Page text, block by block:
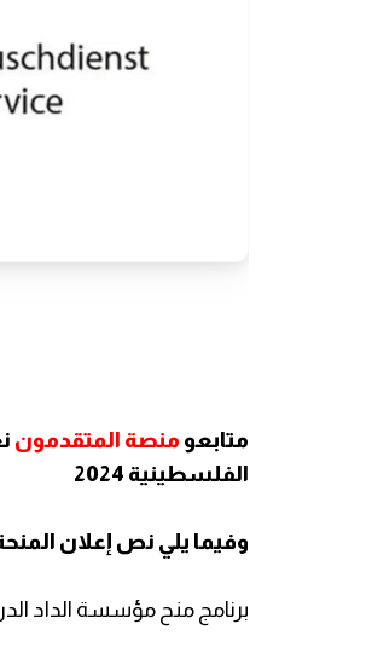
متابعو منصة المتقدمون
الفلسطينية 2024
وفيما يلي نص إعلان
برنامج منح مؤسسة الداد